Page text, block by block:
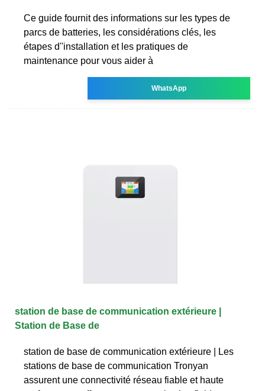
Ce guide fournit des informations sur les types de
parcs de batteries, les considérations clés, les
étapes d''installation et les pratiques de
maintenance pour vous aider à
WhatsApp
station de base de communication extérieure |
Station de Base de
station de base de communication extérieure | Les
stations de base de communication Tronyan
assurent une connectivité réseau fiable et haute